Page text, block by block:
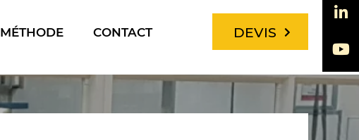
MÉTHODE CONTACT DEVIS